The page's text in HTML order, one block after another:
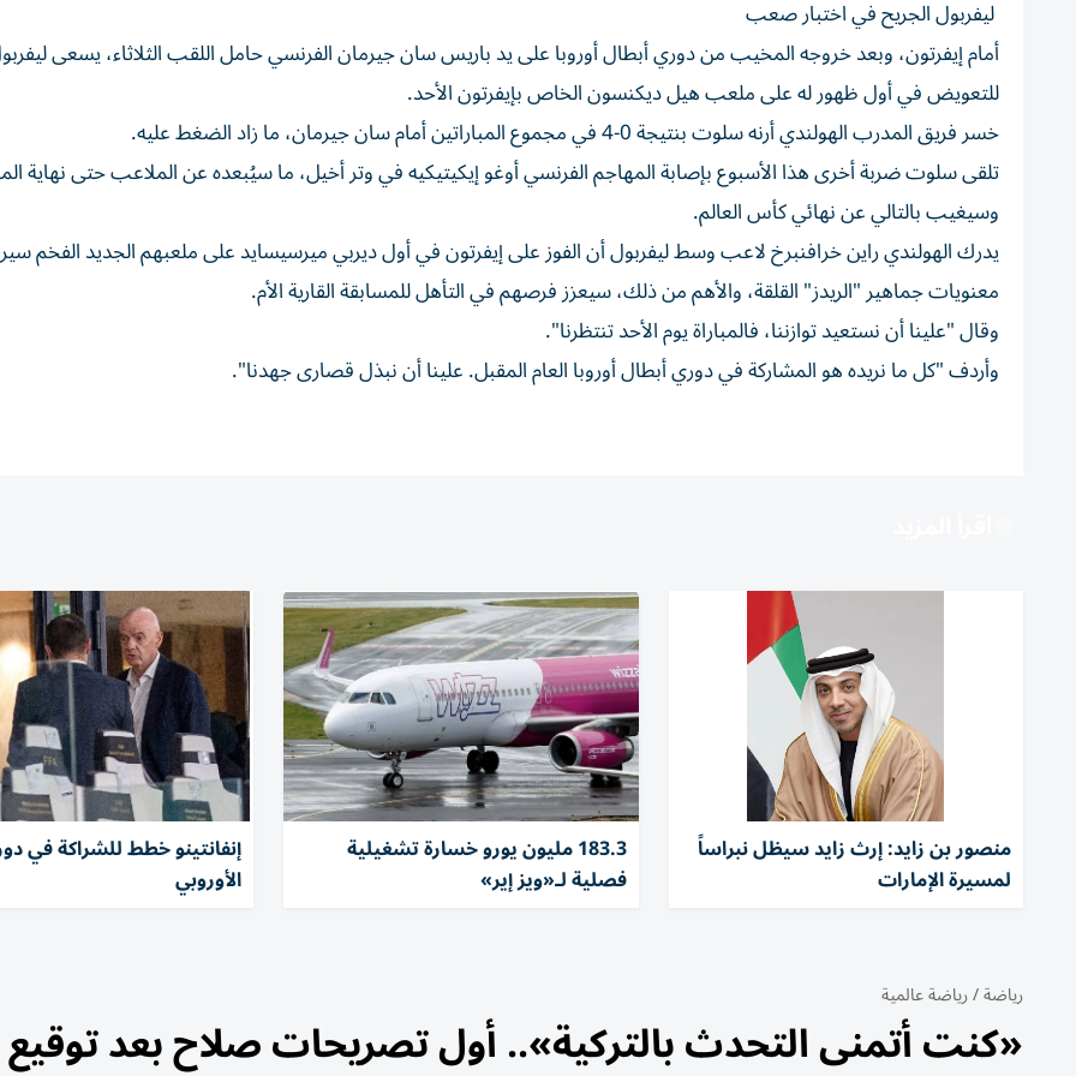
ليفربول الجريح في اختبار صعب
أمام إيفرتون، وبعد خروجه المخيب من دوري أبطال أوروبا على يد باريس سان جيرمان الفرنسي حامل اللقب الثلاثاء، يسعى
للتعويض في أول ظهور له على ملعب هيل ديكنسون الخاص بإيفرتون الأحد.
خسر فريق المدرب الهولندي أرنه سلوت بنتيجة 0-4 في مجموع المباراتين أمام سان جيرمان، ما زاد الضغط عليه.
تلقى سلوت ضربة أخرى هذا الأسبوع بإصابة المهاجم الفرنسي أوغو إيكيتيكيه في وتر أخيل، ما سيُبعده عن الملاعب حتى نهاية
وسيغيب بالتالي عن نهائي كأس العالم.
يدرك الهولندي راين خرافنبرخ لاعب وسط ليفربول أن الفوز على إيفرتون في أول ديربي ميرسيسايد على ملعبهم الجديد الفخم
معنويات جماهير "الريدز" القلقة، والأهم من ذلك، سيعزز فرصهم في التأهل للمسابقة القارية الأم.
وقال "علينا أن نستعيد توازننا، فالمباراة يوم الأحد تنتظرنا".
وأردف "كل ما نريده هو المشاركة في دوري أبطال أوروبا العام المقبل. علينا أن نبذل قصارى جهدنا".
منصور بن زايد: إرث زايد سيظل نبراساً
لمسيرة الإمارات
183.3 مليون يورو خسارة تشغيلية
فصلية لـ«ويز إير»
إنفانتينو خطط للشراكة في
الأوروبي
رياضة/رياضة عالمية
«كنت أتمنى التحدث بالتركية».. أول تصريحات صلاح بعد